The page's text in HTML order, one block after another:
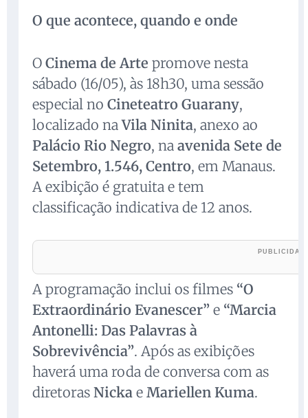
O que acontece, quando e onde
O Cinema de Arte promove nesta
sábado (16/05), às 18h30, uma sessão
especial no Cineteatro Guarany,
localizado naVila Ninita, anexo ao
Palácio Rio Negro, na avenida Sete de
Setembro, 1.546, Centro, em Manaus.
A exibição é gratuita e tem
classificação indicativa de 12 anos.
A programação inclui os filmes “O
Extraordinário Evanescer” e “Marcia
Antonelli: Das Palavras à
Sobrevivência”. Após as exibições
haverá uma roda de conversa com as
diretoras Nicka e Mariellen Kuma.